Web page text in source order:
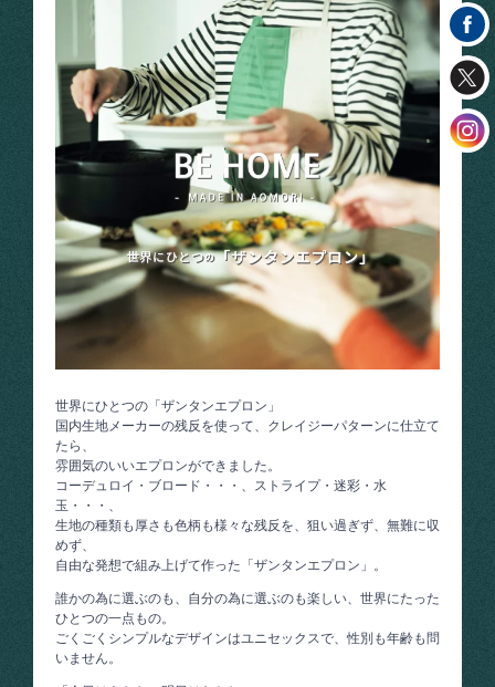
世界にひとつの「ザンタンエプロン」
国内生地メーカーの残反を使って、クレイジーパターンに仕立て
たら、
雰囲気のいいエプロンができました。
コーデュロイ・ブロード・・・、ストライプ・迷彩・水
玉・・・、
生地の種類も厚さも色柄も様々な残反を、狙い過ぎず、無難に収
めず、
自由な発想で組み上げて作った「ザンタンエプロン」。
誰かの為に選ぶのも、自分の為に選ぶのも楽しい、世界にたった
ひとつの一点もの。
ごくごくシンプルなデザインはユニセックスで、性別も年齢も問
いません。